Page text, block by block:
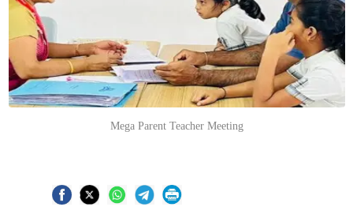
Mega Parent Teacher Meeting